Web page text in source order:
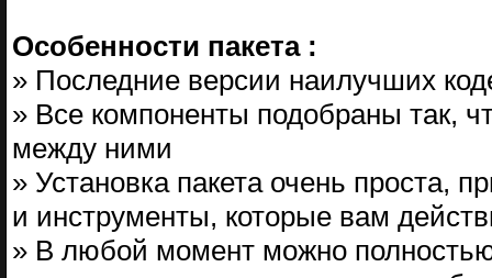
Особенности пакета :
» Последние версии наилучших
» Все компоненты подобраны так,
между ними
» Установка пакета очень проста,
и инструменты, которые вам
» В любой момент можно полностью